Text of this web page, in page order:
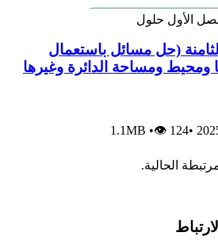
الأول حلول
(حل مسائل باستعمال
ومحيط ومساحة الدائرة وغيرها
•
1.1MB •👁 124
الحالية.